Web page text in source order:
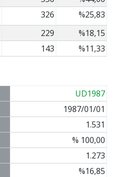
326
%25,83
229
%18,15
143 %11,33
UD1987
1987/01/01
1.531
% 100,00
1.273
%16,85